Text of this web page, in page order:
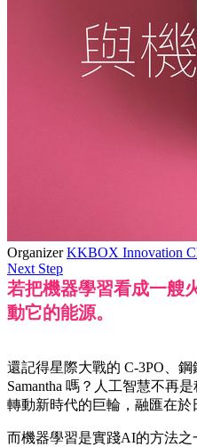
OrganizerKKBOX Innovation
Next Step
若把機器學習看成一艘
動它的能源。
還記得星際大戰的 C-3PO、
Samantha 嗎？人工智慧不再
轉動新時代的巨輪，融匯在於
而機器學習是實踐AI的方法